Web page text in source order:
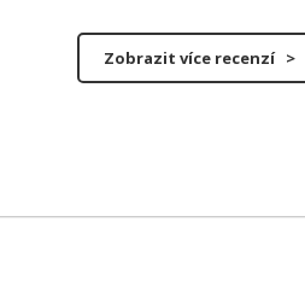
Zobrazit více recenzí >